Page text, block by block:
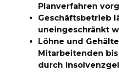
Planverfahren
Geschäftsbetrieb
uneingeschränkt
Löhne und
Mitarbeitenden
durch